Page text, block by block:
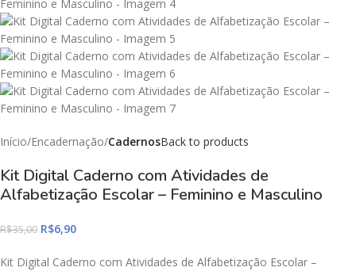
Início Encadernação CadernosBack to products
Kit Digital Caderno com Atividades de
Alfabetização Escolar – Feminino e Masculino
R$35,00 R$6,90
Kit Digital Caderno com Atividades de Alfabetização Escolar –